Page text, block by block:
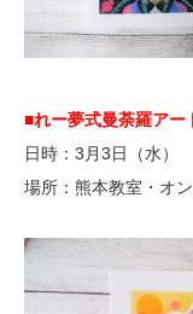
■れー夢式曼荼羅アー
日時：3月3日（水）
場所：熊本教室・オ